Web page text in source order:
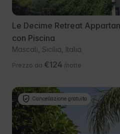
Le Decime Retreat
con Piscina
Mascali, Sicilia, Italia
Prezzo da €124 /notte
Cancellazione gratuita